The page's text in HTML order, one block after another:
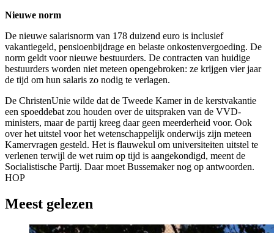
Nieuwe norm
De nieuwe salarisnorm van 178 duizend euro is inclusief
vakantiegeld, pensioenbijdrage en belaste onkostenvergoeding. De
norm geldt voor nieuwe bestuurders. De contracten van huidige
bestuurders worden niet meteen opengebroken: ze krijgen vier jaar
de tijd om hun salaris zo nodig te verlagen.
De ChristenUnie wilde dat de Tweede Kamer in de kerstvakantie
een spoeddebat zou houden over de uitspraken van de VVD-
ministers, maar de partij kreeg daar geen meerderheid voor. Ook
over het uitstel voor het wetenschappelijk onderwijs zijn meteen
Kamervragen gesteld. Het is flauwekul om universiteiten uitstel te
verlenen terwijl de wet ruim op tijd is aangekondigd, meent de
Socialistische Partij. Daar moet Bussemaker nog op antwoorden.
HOP
Meest gelezen